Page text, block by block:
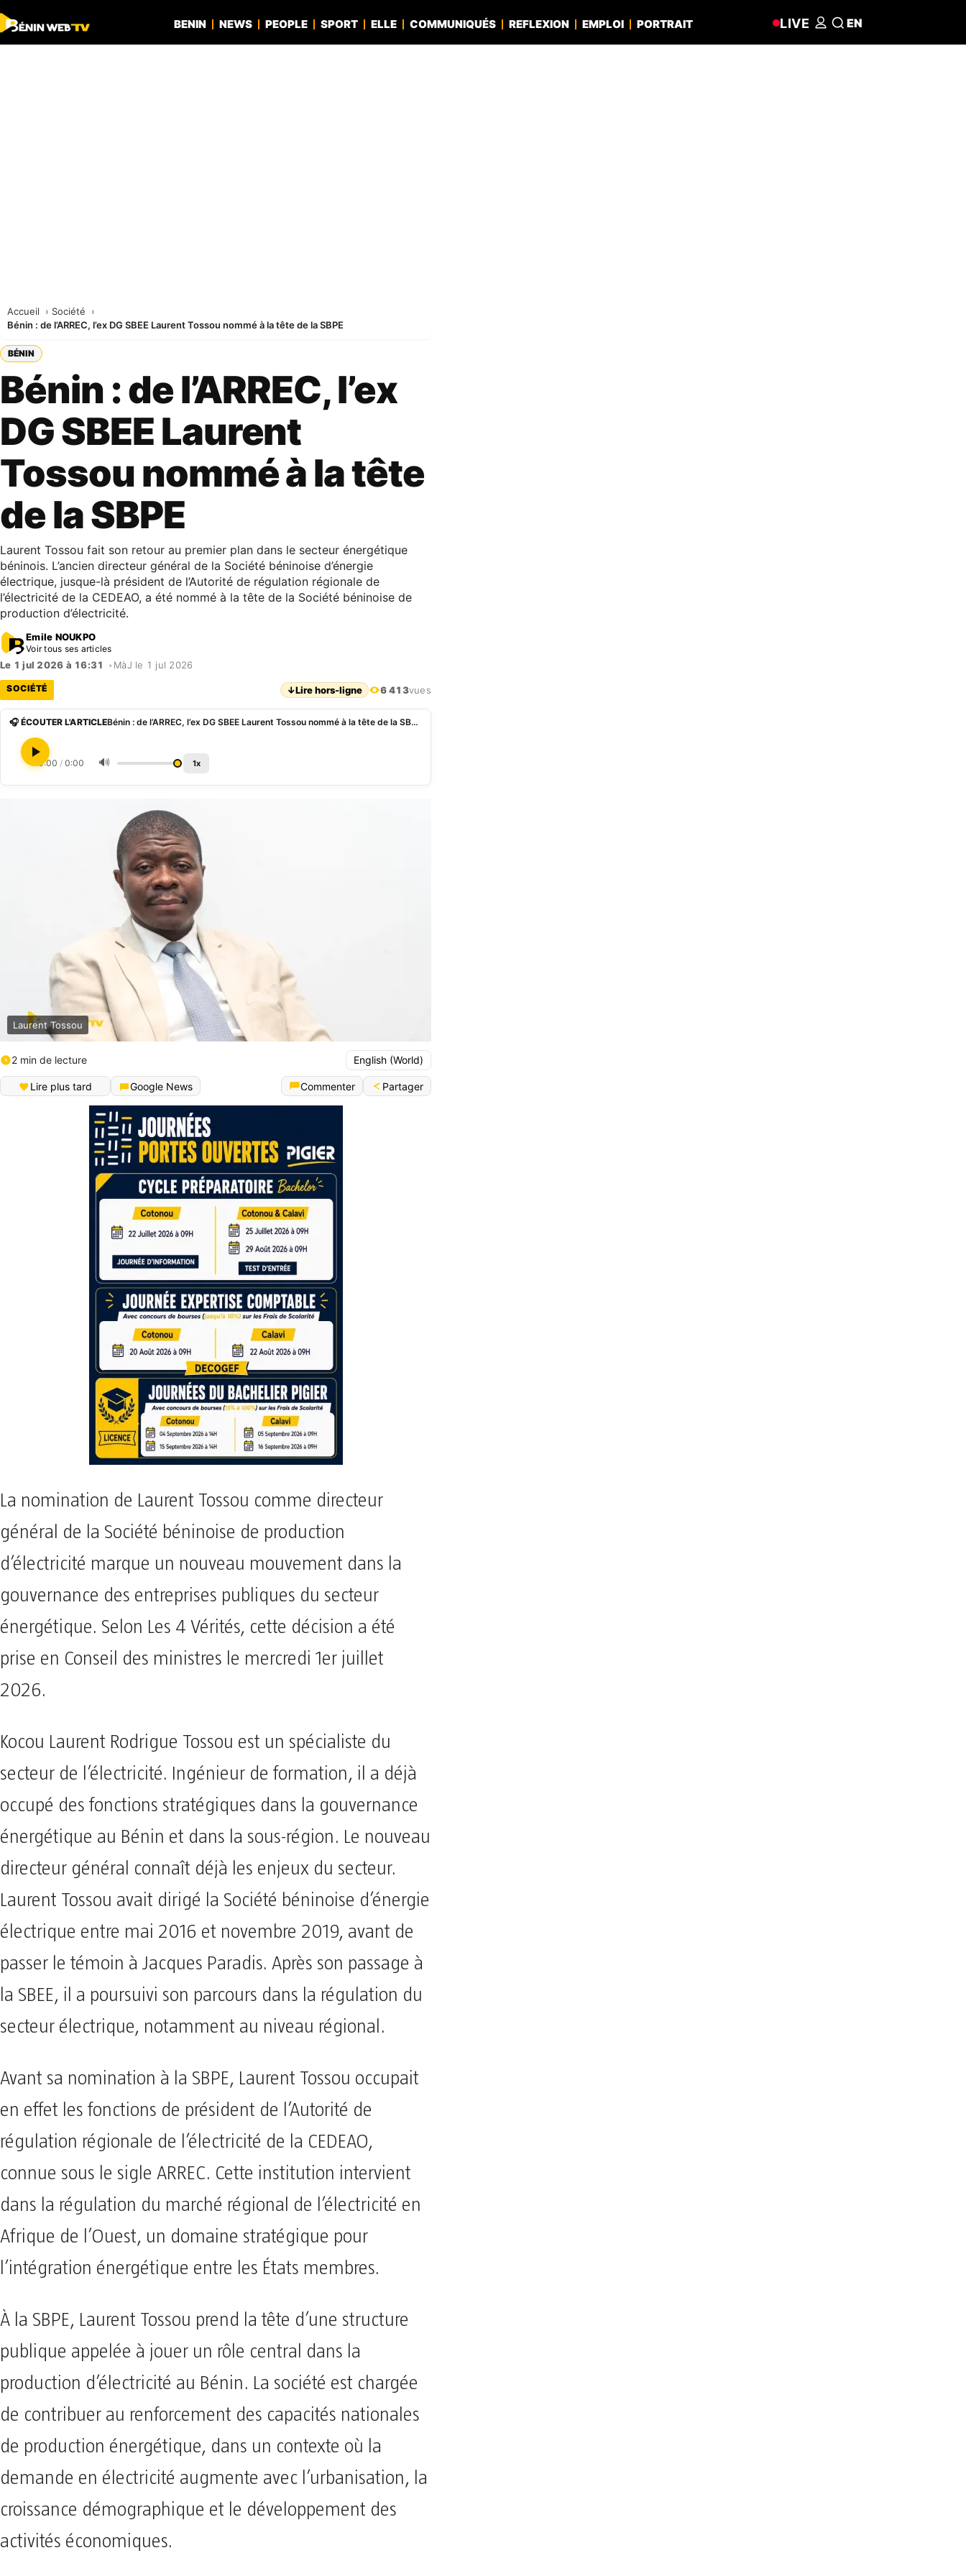
BENIN NEWS PEOPLE SPORT ELLE COMMUNIQUÉS REFLEXION EMPLOI PORTRAIT LIVE EN
Accueil
Société
Bénin : de l’ARREC, l’ex DG SBEE Laurent Tossou nommé à la tête de la SBPE
BÉNIN
Bénin : de l’ARREC, l’ex
DG SBEE Laurent
Tossou nommé à la tête
de la SBPE
Laurent Tossou fait son retour au premier plan dans le secteur énergétique
béninois. L’ancien directeur général de la Société béninoise d’énergie
électrique, jusque-là président de l’Autorité de régulation régionale de
l’électricité de la CEDEAO, a été nommé à la tête de la Société béninoise de
production d’électricité.
Emile NOUKPO
Voir tous ses articles
Le 1 jul 2026 à 16:31 • MàJ le 1 jul 2026
SOCIÉTÉ ↓Lire hors-ligne 6 413vues
🎧 ÉCOUTER L'ARTICLE Bénin : de l’ARREC, l’ex DG SBEE Laurent Tossou nommé à la tête de la SBPE
0:00 / 0:00 🔊 1x
Laurent Tossou
2 min de lecture English (World)
Lire plus tard Google News Commenter Partager
La nomination de Laurent Tossou comme directeur
général de la Société béninoise de production
d’électricité marque un nouveau mouvement dans la
gouvernance des entreprises publiques du secteur
énergétique. Selon Les 4 Vérités, cette décision a été
prise en Conseil des ministres le mercredi 1er juillet
2026.
Kocou Laurent Rodrigue Tossou est un spécialiste du
secteur de l’électricité. Ingénieur de formation, il a déjà
occupé des fonctions stratégiques dans la gouvernance
énergétique au Bénin et dans la sous-région. Le nouveau
directeur général connaît déjà les enjeux du secteur.
Laurent Tossou avait dirigé la Société béninoise d’énergie
électrique entre mai 2016 et novembre 2019, avant de
passer le témoin à Jacques Paradis. Après son passage à
la SBEE, il a poursuivi son parcours dans la régulation du
secteur électrique, notamment au niveau régional.
Avant sa nomination à la SBPE, Laurent Tossou occupait
en effet les fonctions de président de l’Autorité de
régulation régionale de l’électricité de la CEDEAO,
connue sous le sigle ARREC. Cette institution intervient
dans la régulation du marché régional de l’électricité en
Afrique de l’Ouest, un domaine stratégique pour
l’intégration énergétique entre les États membres.
À la SBPE, Laurent Tossou prend la tête d’une structure
publique appelée à jouer un rôle central dans la
production d’électricité au Bénin. La société est chargée
de contribuer au renforcement des capacités nationales
de production énergétique, dans un contexte où la
demande en électricité augmente avec l’urbanisation, la
croissance démographique et le développement des
activités économiques.